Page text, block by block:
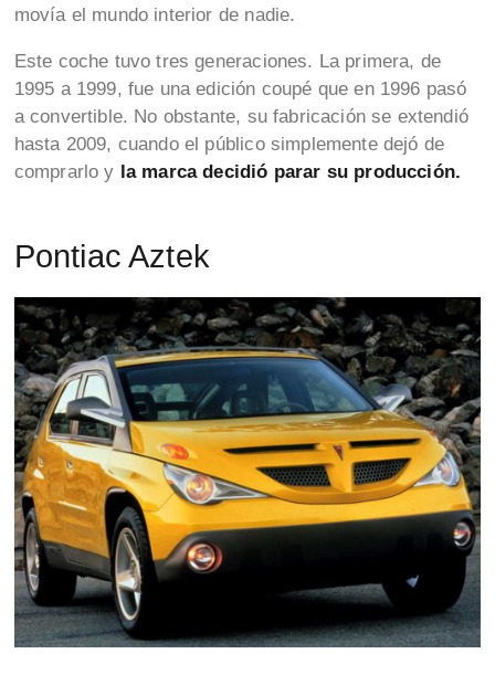
movía el mundo interior de nadie.
Este coche tuvo tres generaciones. La primera, de
1995 a 1999, fue una edición coupé que en 1996 pasó
a convertible. No obstante, su fabricación se extendió
hasta 2009, cuando el público simplemente dejó de
comprarlo y la marca decidió parar su producción.
Pontiac Aztek